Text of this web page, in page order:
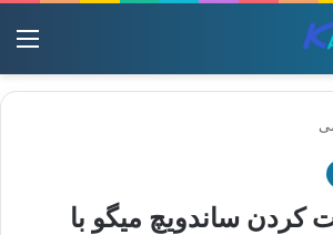
ساندویچ میگو با